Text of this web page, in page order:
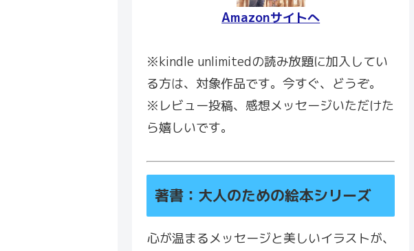
Amazonサイトへ
※kindle unlimitedの読み放題に加入してい
る方は、対象作品です。今すぐ、どうぞ。
※レビュー投稿、感想メッセージいただけた
ら嬉しいです。
著書：大人のための絵本シリーズ
心が温まるメッセージと美しいイラストが、